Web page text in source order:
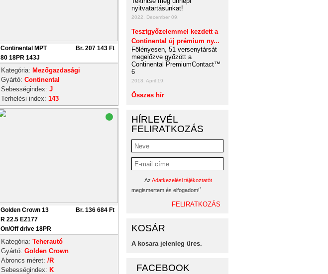
Continental MPT
80 18PR 143J
Br. 207 143 Ft
Kategória: Mezőgazdasági
Gyártó: Continental
Sebességindex: J
Terhelési index: 143
Golden Crown 13
R 22.5 EZ177
On/Off drive 18PR
Br. 136 684 Ft
Kategória: Teherautó
Gyártó: Golden Crown
Abroncs méret: /R
Sebességindex: K
nyitvatartásunkat!
2022. December 09.
Tesztgyőzelemmel kezdett a
Continental új prémium ny...
Fölényesen, 51 versenytársát
megelőzve győzött a
Continental PremiumContact™
6
2018. April 19.
Összes hír
HÍRLEVÉL
FELIRATKOZÁS
Az Adatkezelési tájékoztatót
megismertem és elfogadom!*
KOSÁR
A kosara jelenleg üres.
FACEBOOK